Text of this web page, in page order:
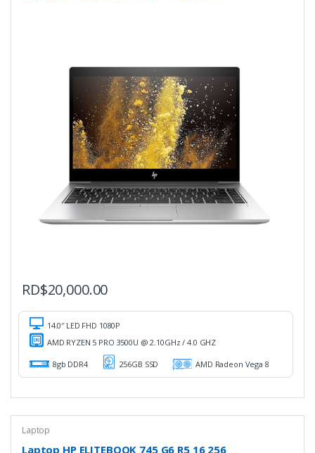
RD$20,000.00
14.0″ LED FHD 1080P
AMD RYZEN 5 PRO 3500U @ 2.10GHz / 4.0 GHZ
8gb DDR4 256GB SSD AMD Radeon Vega 8
Laptop
Laptop HP ELITEBOOK 745 G6 R5 16 256